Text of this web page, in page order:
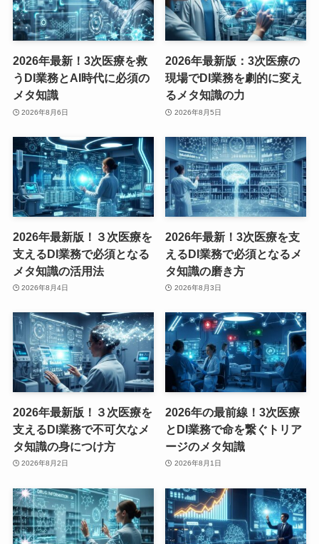
2026年最新！3次医療を救
うDI業務とAI時代に必須の
メタ知識
2026年8月6日
2026年最新版：3次医療の
現場でDI業務を劇的に変え
るメタ知識の力
2026年8月5日
2026年最新版！３次医療を
支えるDI業務で必須となる
メタ知識の活用法
2026年8月4日
2026年最新！3次医療を支
えるDI業務で必須となるメ
タ知識の磨き方
2026年8月3日
2026年最新版！３次医療を
支えるDI業務で不可欠なメ
タ知識の身につけ方
2026年8月2日
2026年の最前線！3次医療
とDI業務で命を繋ぐトリア
ージのメタ知識
2026年8月1日